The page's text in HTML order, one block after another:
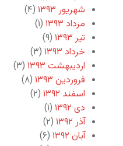
شهریور ۱۳۹۳
(۴)
مرداد ۱۳۹۳
(۱)
تیر ۱۳۹۳
(۹)
خرداد ۱۳۹۳
(۳)
اردیبهشت ۱۳۹۳
(۳)
فروردین ۱۳۹۳
(۸)
اسفند ۱۳۹۲
(۲)
دی ۱۳۹۲
(۱)
آذر ۱۳۹۲
(۲)
آبان ۱۳۹۲
(۶)